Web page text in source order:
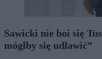
Sawicki nie boi się
mógłby się udławić”